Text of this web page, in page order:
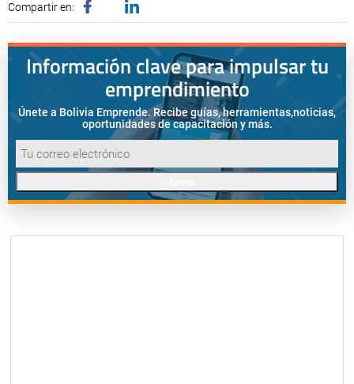
Compartir en:
Información clave para impulsar tu
emprendimiento
Únete a Bolivia Emprende. Recibe guías, herramientas,noticias,
oportunidades de capacitación y más.